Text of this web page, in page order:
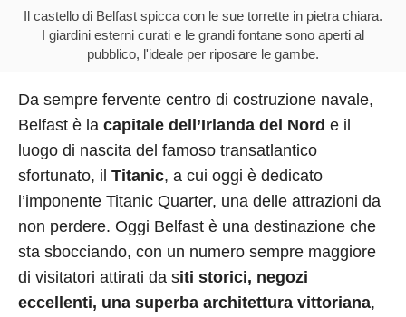
Il castello di Belfast spicca con le sue torrette in pietra chiara.
I giardini esterni curati e le grandi fontane sono aperti al
pubblico, l'ideale per riposare le gambe.
Da sempre fervente centro di costruzione navale,
Belfast è la capitale dell’Irlanda del Nord e il
luogo di nascita del famoso transatlantico
sfortunato, il Titanic, a cui oggi è dedicato
l’imponente Titanic Quarter, una delle attrazioni da
non perdere. Oggi Belfast è una destinazione che
sta sbocciando, con un numero sempre maggiore
di visitatori attirati da siti storici, negozi
eccellenti, una superba architettura vittoriana,